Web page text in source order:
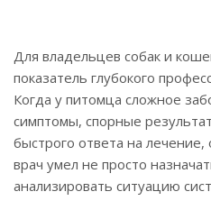
Для владельцев собак и
показатель глубокого
Когда у питомца сложное
симптомы, спорные
быстрого ответа на
врач умел не просто
анализировать ситуацию